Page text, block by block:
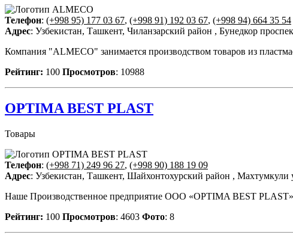
Телефон: (+998 95) 177 03 67, (+998 91) 192 03 67, (+998 94) 664 35 54
Адрес: Узбекистан, Ташкент, Чиланзарский район , Бунедкор
Компания "ALMECO" занимается производством товаров из
Рейтинг: 100 Просмотров: 10988
OPTIMA BEST PLAST
Товары
Телефон: (+998 71) 249 96 27, (+998 90) 188 19 09
Адрес: Узбекистан, Ташкент, Шайхонтохурский район , Махтумкули
Наше Производственное предприятие ООО «OPTIMA BEST PLAST»
Рейтинг: 100 Просмотров: 4603 Фото: 8